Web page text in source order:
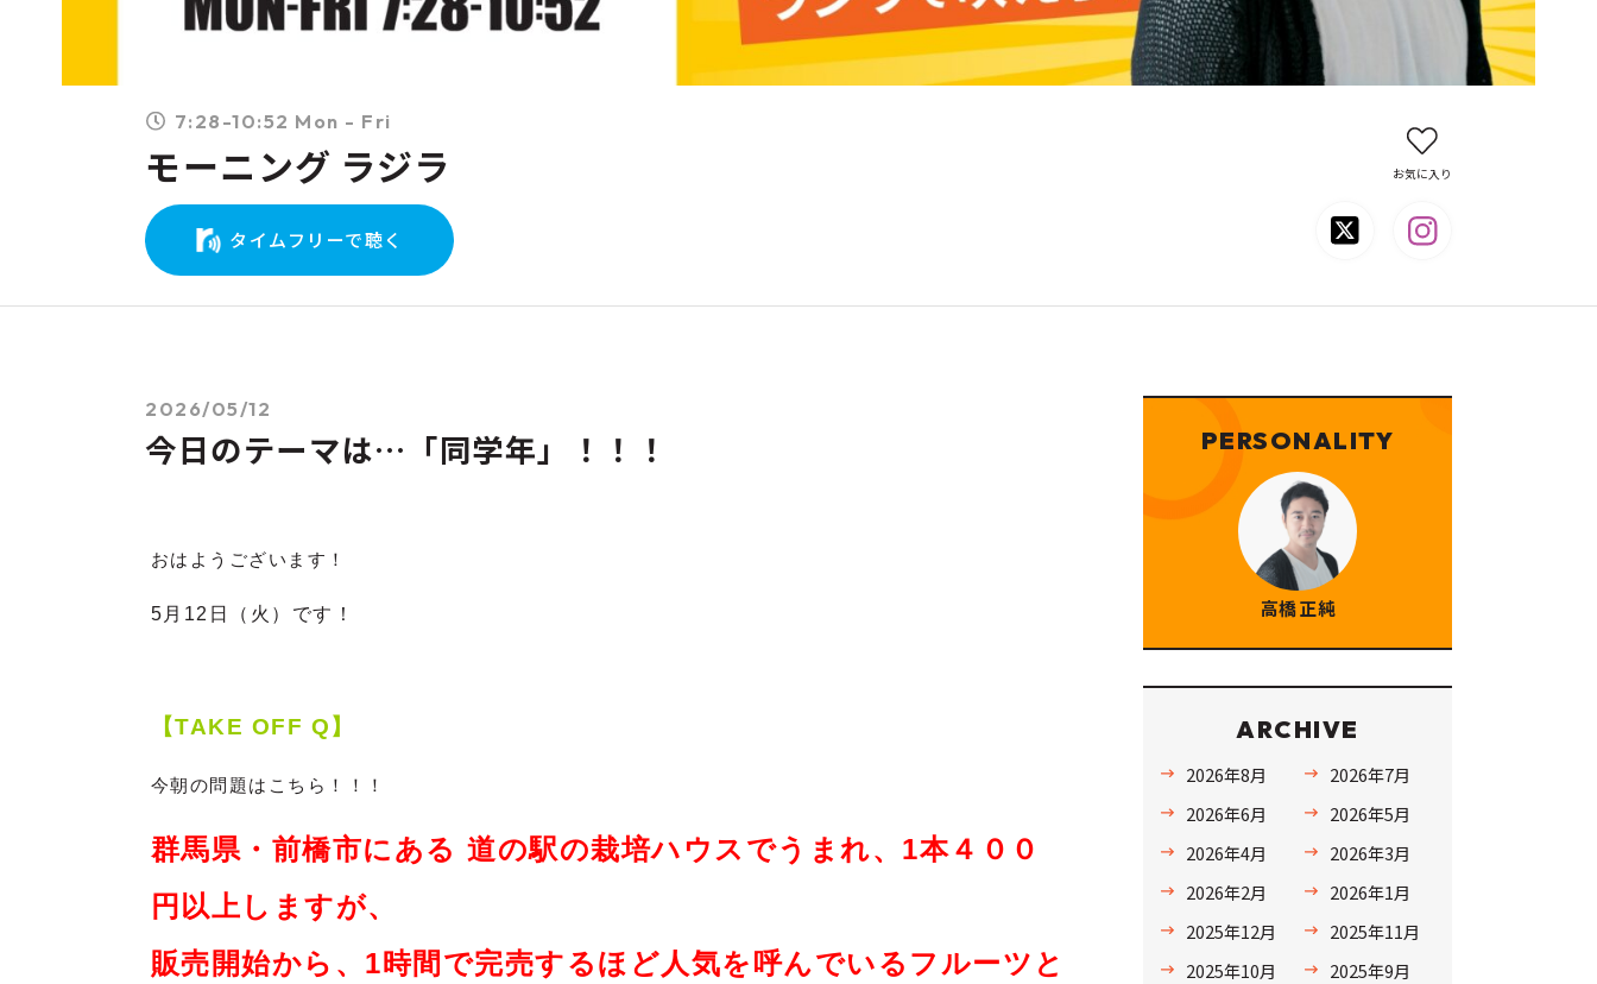
7:28-10:52 Mon - Fri
モーニング ラジラ
タイムフリーで聴く
お気に入り
2026/05/12
今日のテーマは…「同学年」！！！
おはようございます！
5月12 日（火）です！
【TAKE OFF Q】
今朝の問題はこちら！！！
群馬県・前橋市にある 道の駅の栽培ハウスでうまれ、1本４００
円以上しますが、
販売開始から、1時間で完売するほど人気を呼んでいるフルーツと
PERSONALITY
高橋 正純
ARCHIVE
2026年8月
2026年7月
2026年6月
2026年5月
2026年4月
2026年3月
2026年2月
2026年1月
2025年12月
2025年11月
2025年10月
2025年9月